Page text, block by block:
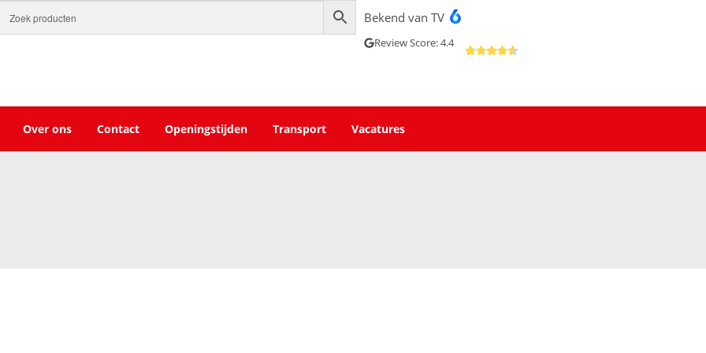
Bekend van TV
Review Score: 4.4
Over ons Contact Openingstijden Transport Vacatures